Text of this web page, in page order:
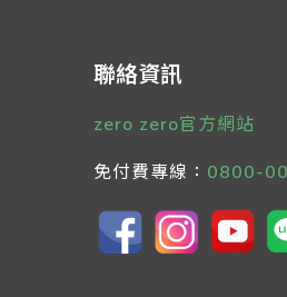
聯絡資訊
zero zero官方網站
免付費專線： 0800-